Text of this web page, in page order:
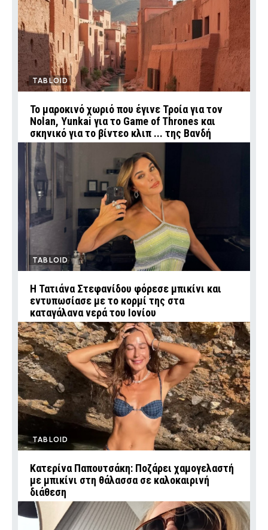
TABLOID
Το μαροκινό χωριό που έγινε Τροία για τον
Nolan, Yunkai για το Game of Thrones και
σκηνικό για το βίντεο κλιπ ... της Βανδή
TABLOID
Η Τατιάνα Στεφανίδου φόρεσε μπικίνι και
εντυπωσίασε με το κορμί της στα
καταγάλανα νερά του Ιονίου
TABLOID
Κατερίνα Παπουτσάκη: Ποζάρει χαμογελαστή
με μπικίνι στη θάλασσα σε καλοκαιρινή
διάθεση